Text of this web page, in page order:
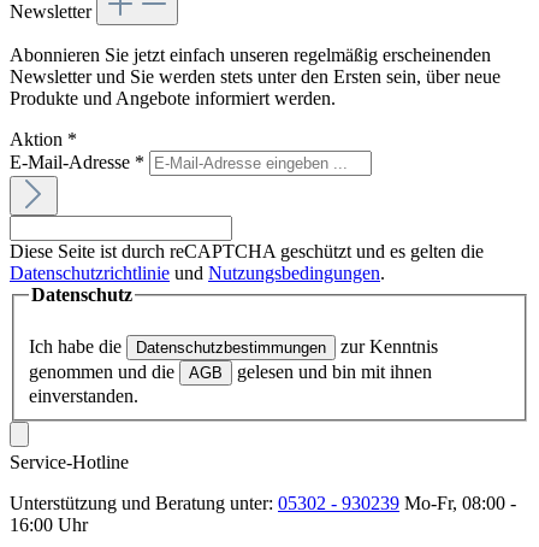
Newsletter
Abonnieren Sie jetzt einfach unseren regelmäßig erscheinenden
Newsletter und Sie werden stets unter den Ersten sein, über neue
Produkte und Angebote informiert werden.
Aktion *
E-Mail-Adresse *
Diese Seite ist durch reCAPTCHA geschützt und es gelten die
Datenschutzrichtlinie und Nutzungsbedingungen.
Datenschutz
Ich habe die Datenschutzbestimmungen
zur Kenntnis
genommen und die
AGB
gelesen und bin mit ihnen
einverstanden.
Service-Hotline
Unterstützung und Beratung unter: 05302 - 930239 Mo-Fr, 08:00 -
16:00 Uhr